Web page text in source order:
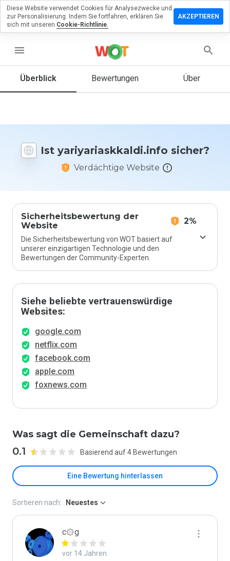
menu
Überblick Bewertungen Über
Ist yariyariaskkaldi.info sicher?
Verdächtige Website
Sicherheitsbewertung der
Website
2%
Die Sicherheitsbewertung von WOT basiert auf
unserer einzigartigen Technologie und den
Bewertungen der Community-Experten.
Siehe beliebte vertrauenswürdige
Websites:
google.com
netflix.com
facebook.com
apple.com
foxnews.com
Was sagt die Gemeinschaft dazu?
0.1 Basierend auf 4 Bewertungen
Eine Bewertung hinterlassen
Sie
zu
Wie
Website
Skala von
1 bis 5
bewerten?
Sortieren nach: Neuestes
c۞g
vor 14 Jahren
Diese Website verwendet Cookies für Analysezwecke und
zur Personalisierung. Indem Sie fortfahren, erklären Sie
sich mit unseren Cookie-Richtlinie.
AKZEPTIEREN